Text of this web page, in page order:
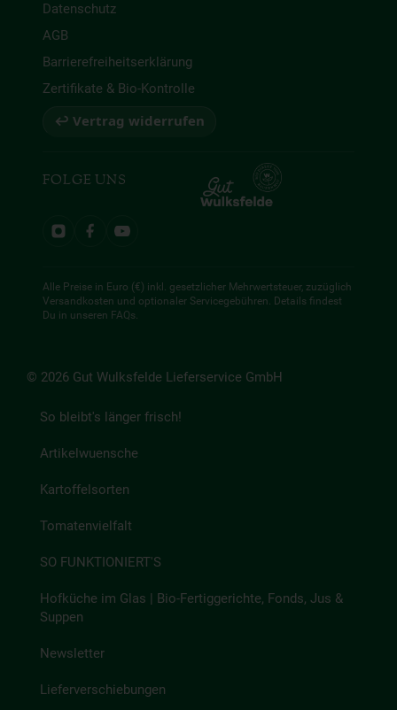
Datenschutz
AGB
Barrierefreiheitserklärung
Zertifikate & Bio-Kontrolle
↩ Vertrag widerrufen
FOLGE UNS
Alle Preise in Euro (€) inkl. gesetzlicher Mehrwertsteuer, zuzüglich
Versandkosten und optionaler Servicegebühren. Details findest
Du in unseren FAQs.
© 2026 Gut Wulksfelde Lieferservice GmbH
So bleibt's länger frisch!
Artikelwuensche
Kartoffelsorten
Tomatenvielfalt
SO FUNKTIONIERT'S
Hofküche im Glas | Bio-Fertiggerichte, Fonds, Jus &
Suppen
Newsletter
Lieferverschiebungen